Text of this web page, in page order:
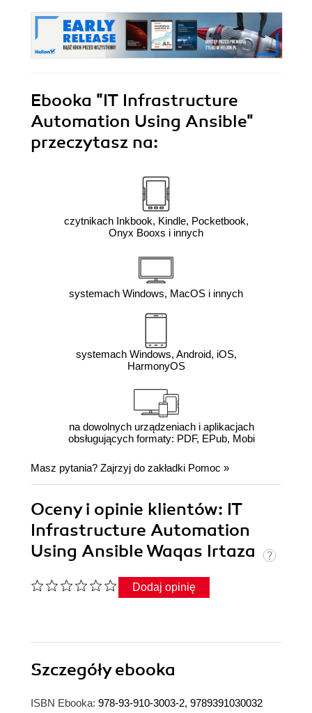
Ebooka "IT Infrastructure
Automation Using Ansible"
przeczytasz na:
czytnikach Inkbook, Kindle, Pocketbook,
Onyx Booxs i innych
systemach Windows, MacOS i innych
systemach Windows, Android, iOS,
HarmonyOS
na dowolnych urządzeniach i aplikacjach
obsługujących formaty: PDF, EPub, Mobi
Masz pytania? Zajrzyj do zakładki Pomoc »
Oceny i opinie klientów: IT
Infrastructure Automation
Using Ansible Waqas Irtaza
Dodaj opinię
Szczegółyebooka
ISBN Ebooka: 978-93-910-3003-2, 9789391030032